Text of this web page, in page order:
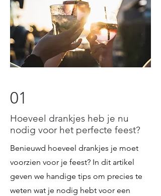
01
Hoeveel drankjes heb je nu
nodig voor het perfecte feest?
Benieuwd hoeveel drankjes je moet
voorzien voor je feest? In dit artikel
geven we handige tips om precies te
weten wat je nodig hebt voor een